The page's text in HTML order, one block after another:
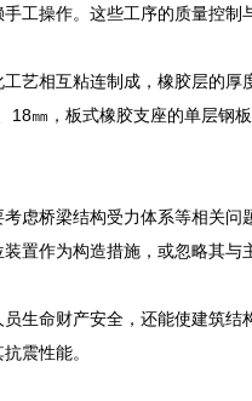
工操作。这些工序的质量控制
艺相互粘连制成，橡胶层的厚
18㎜，板式橡胶支座的单层钢
虑桥梁结构受力体系等相关问
置作为构造措施，或忽略其与
生命财产安全，还能使建筑结
震性能。